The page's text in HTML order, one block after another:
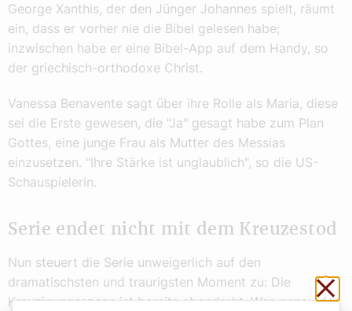
George Xanthis, der den Jünger Johannes spielt, räumt
ein, dass er vorher nie die Bibel gelesen habe;
inzwischen habe er eine Bibel-App auf dem Handy, so
der griechisch-orthodoxe Christ.
Vanessa Benavente sagt über ihre Rolle als Maria, diese
sei die Erste gewesen, die "Ja" gesagt habe zum Plan
Gottes, eine junge Frau als Mutter des Messias
einzusetzen. "Ihre Stärke ist unglaublich", so die US-
Schauspielerin.
Serie endet nicht mit dem Kreuzestod
Nun steuert die Serie unweigerlich auf den
dramatischsten und traurigsten Moment zu: Die
Kreuzigungsszene ist bereits abgedreht. Was genau den